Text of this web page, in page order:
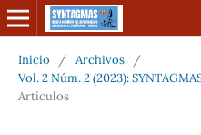
Inicio / Archivos
/
Vol. 2 Núm. 2 (2023):
Artículos